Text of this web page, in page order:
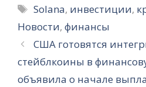
Метки
Solana, инвестиции,
Новости, финансы
США готовятся
стейблкоины в
объявила о начале